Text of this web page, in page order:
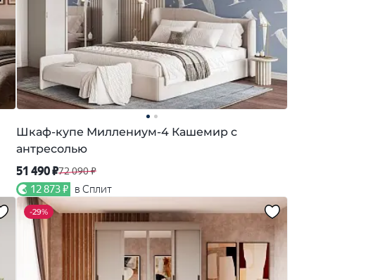
Шкаф-купе Миллениум-4 Кашемир с
антресолью
51 490 ₽72 090 ₽
12 873 ₽ в Сплит
-29%